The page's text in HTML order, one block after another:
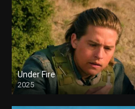
Under Fire
2025